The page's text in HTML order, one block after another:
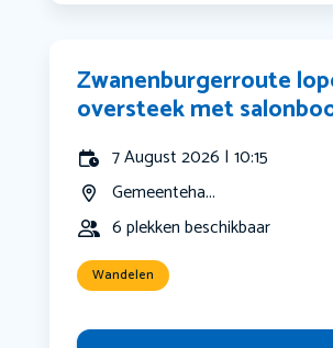
Zwanenburgerroute
oversteek met
7 August 2026 | 10:15
Gemeenteha...
6 plekken beschikbaar
Wandelen